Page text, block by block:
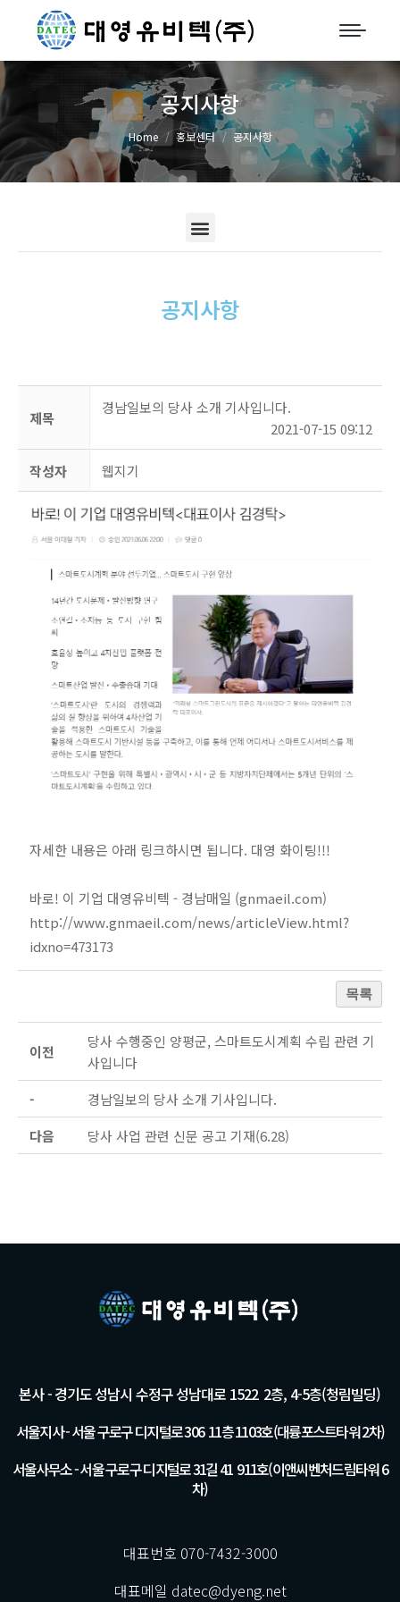
공지사항
You are here:
Home 홍보센터 공지사항
공지사항
제목
경남일보의 당사 소개 기사입니다.
2021-07-15 09:12
작성자 웹지기
자세한 내용은 아래 링크하시면 됩니다. 대영 화이팅!!!
바로! 이 기업 대영유비텍 - 경남매일 (gnmaeil.com)
http://www.gnmaeil.com/news/articleView.html?
idxno=473173
목록
이전
당사 수행중인 양평군, 스마트도시계획 수립 관련 기
사입니다
-
경남일보의 당사 소개 기사입니다.
다음
당사 사업 관련 신문 공고 기재(6.28)
본사 - 경기도 성남시 수정구 성남대로 1522 2층, 4-5층(청림빌딩)
서울지사 - 서울 구로구 디지털로 306 11층 1103호(대륭포스트타워 2차)
서울사무소 - 서울 구로구 디지털로 31길 41 911호(이앤씨벤처드림타워 6
차)
대표번호 070-7432-3000
대표메일 datec@dyeng.net